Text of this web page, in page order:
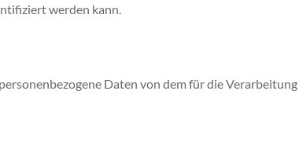
werden kann.
Daten von dem für die